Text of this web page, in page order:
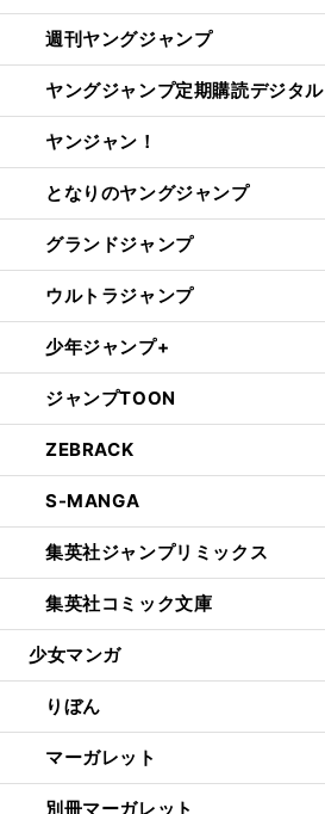
週刊ヤングジャンプ
ヤングジャンプ定期購読デジタル
ヤンジャン！
となりのヤングジャンプ
グランドジャンプ
ウルトラジャンプ
少年ジャンプ+
ジャンプTOON
ZEBRACK
S-MANGA
集英社ジャンプリミックス
集英社コミック文庫
少女マンガ
りぼん
マーガレット
別冊マーガレット